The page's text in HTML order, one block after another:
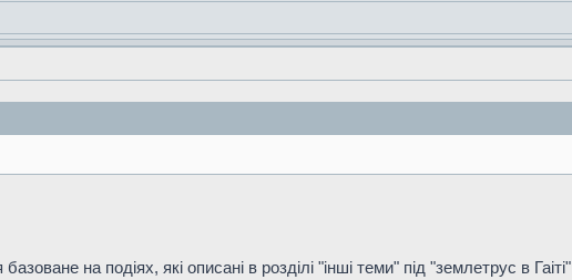
на подіях, які описані в розділі "інші теми" під "землетрус в Гаіті"